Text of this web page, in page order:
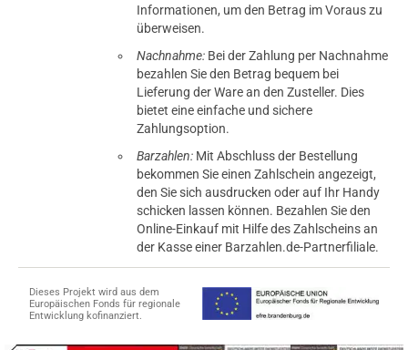
Informationen, um den Betrag im Voraus zu
überweisen.
Nachnahme: Bei der Zahlung per Nachnahme
bezahlen Sie den Betrag bequem bei
Lieferung der Ware an den Zusteller. Dies
bietet eine einfache und sichere
Zahlungsoption.
Barzahlen: Mit Abschluss der Bestellung
bekommen Sie einen Zahlschein angezeigt,
den Sie sich ausdrucken oder auf Ihr Handy
schicken lassen können. Bezahlen Sie den
Online-Einkauf mit Hilfe des Zahlscheins an
der Kasse einer Barzahlen.de-Partnerfiliale.
Dieses Projekt wird aus dem
Europäischen Fonds für regionale
Entwicklung kofinanziert.